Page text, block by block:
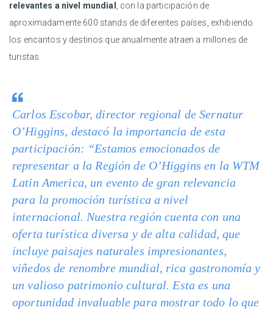
relevantes a nivel mundial
, con la participación de
aproximadamente 600 stands de diferentes países, exhibiendo
los encantos y destinos que anualmente atraen a millones de
turistas.
Carlos Escobar, director regional de Sernatur
O’Higgins, destacó la importancia de esta
participación: “Estamos emocionados de
representar a la Región de O’Higgins en la WTM
Latin America, un evento de gran relevancia
para la promoción turística a nivel
internacional. Nuestra región cuenta con una
oferta turística diversa y de alta calidad, que
incluye paisajes naturales impresionantes,
viñedos de renombre mundial, rica gastronomía y
un valioso patrimonio cultural. Esta es una
oportunidad invaluable para mostrar todo lo que